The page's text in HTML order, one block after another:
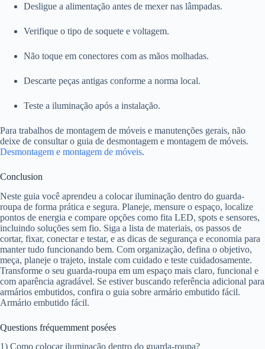
Desligue a alimentação antes de mexer nas lâmpadas.
Verifique o tipo de soquete e voltagem.
Não toque em conectores com as mãos molhadas.
Descarte peças antigas conforme a norma local.
Teste a iluminação após a instalação.
Para trabalhos de montagem de móveis e manutenções gerais, não
deixe de consultar o guia de desmontagem e montagem de móveis.
Desmontagem e montagem de móveis.
Conclusion
Neste guia você aprendeu a colocar iluminação dentro do guarda-
roupa de forma prática e segura. Planeje, mensure o espaço, localize
pontos de energia e compare opções como fita LED, spots e sensores,
incluindo soluções sem fio. Siga a lista de materiais, os passos de
cortar, fixar, conectar e testar, e as dicas de segurança e economia para
manter tudo funcionando bem. Com organização, defina o objetivo,
meça, planeje o trajeto, instale com cuidado e teste cuidadosamente.
Transforme o seu guarda-roupa em um espaço mais claro, funcional e
com aparência agradável. Se estiver buscando referência adicional para
armários embutidos, confira o guia sobre armário embutido fácil.
Armário embutido fácil.
Questions fréquemment posées
1) Como colocar iluminação dentro do guarda-roupa?